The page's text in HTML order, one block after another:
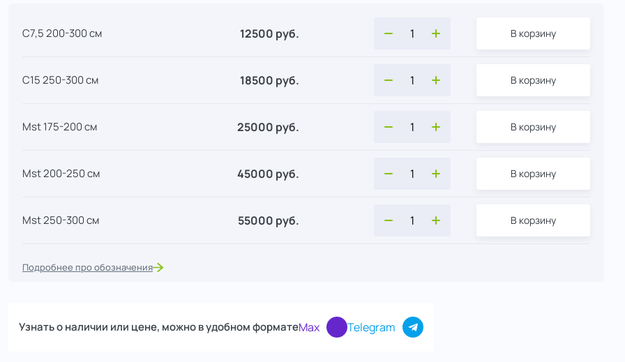
С7,5 200-300 см 12500 руб. В корзину
С15 250-300 см 18500 руб. В корзину
Mst 175-200 см 25000 руб. В корзину
Mst 200-250 см 45000 руб. В корзину
Mst 250-300 см 55000 руб. В корзину
Mst 300-350 см
Подробнее про обозначения
Узнать о наличии или цене, можно в удобном форматеMax Telegram